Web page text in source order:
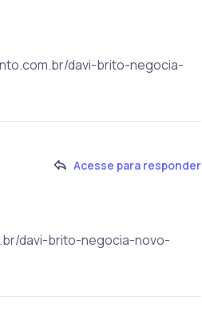
davi-brito-negocia-
Acesse para responder
davi-brito-negocia-novo-